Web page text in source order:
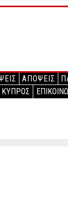
ΑΠΟΨΕΙΣ
ΚΥΠΡΟΣ